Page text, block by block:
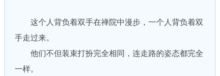
这个人背负着双手在禅院中漫步，一个人背负着双
手走过来。
他们不但装束打扮完全相同，连走路的姿态都完全
一样。